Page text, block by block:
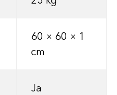
60 × 60 × 1
cm
Ja